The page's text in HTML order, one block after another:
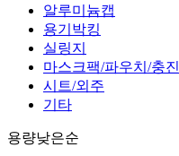
알루미늄캡
용기박킹
실링지
마스크팩/파우치/충진
시트/외주
기타
용량낮은순